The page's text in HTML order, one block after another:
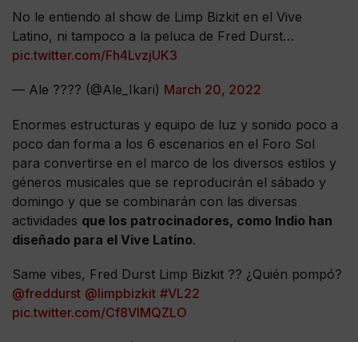
No le entiendo al show de Limp Bizkit en el Vive
Latino, ni tampoco a la peluca de Fred Durst…
pic.twitter.com/Fh4LvzjUK3
— Ale ???? (@Ale_Ikari) March 20, 2022
Enormes estructuras y equipo de luz y sonido poco a
poco dan forma a los 6 escenarios en el Foro Sol
para convertirse en el marco de los diversos estilos y
géneros musicales que se reproducirán el sábado y
domingo y que se combinarán con las diversas
actividades que los patrocinadores, como Indio han
diseñado para el Vive Latino.
Same vibes, Fred Durst Limp Bizkit ?? ¿Quién pompó?
@freddurst @limpbizkit #VL22
pic.twitter.com/Cf8VIMQZLO